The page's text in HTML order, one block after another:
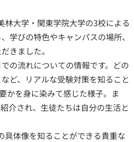
大学・関東学院大学の3校による
学びの特色やキャンパスの場所、
きました。
の流れについての情報です。どの
ど、リアルな受験対策を知ること
かを身に染みて感じた様子。ま
介され、生徒たちは自分の生活と
具体像を知ることができる貴重な